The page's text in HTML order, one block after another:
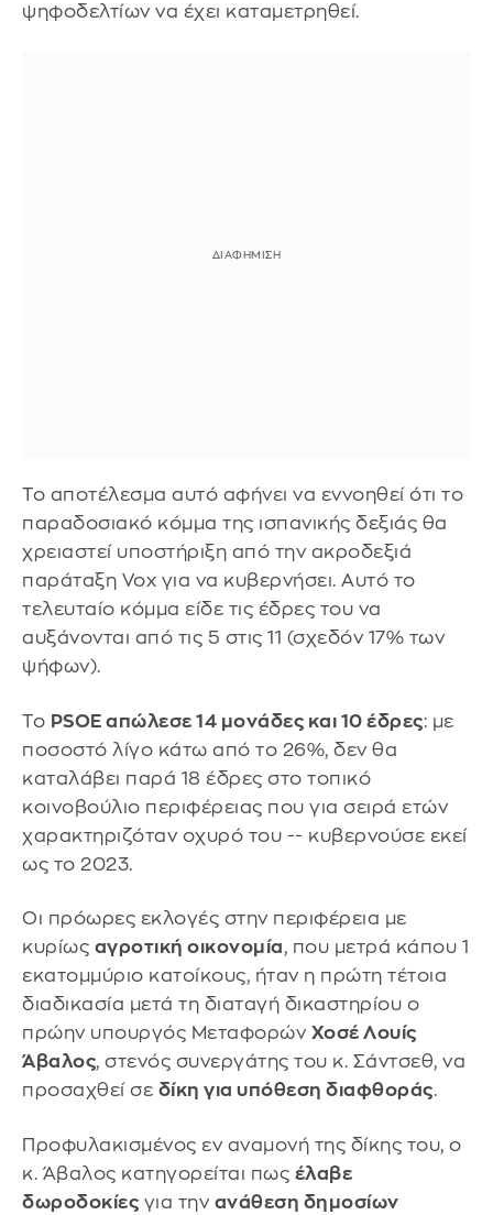
ψηφοδελτίων να έχει καταμετρηθεί.
Το αποτέλεσμα αυτό αφήνει να εννοηθεί ότι το
παραδοσιακό κόμμα της ισπανικής δεξιάς θα
χρειαστεί υποστήριξη από την ακροδεξιά
παράταξη Vox για να κυβερνήσει. Αυτό το
τελευταίο κόμμα είδε τις έδρες του να
αυξάνονται από τις 5 στις 11 (σχεδόν 17% των
ψήφων).
Το PSOE απώλεσε 14 μονάδες και 10 έδρες: με
ποσοστό λίγο κάτω από το 26%, δεν θα
καταλάβει παρά 18 έδρες στο τοπικό
κοινοβούλιο περιφέρειας που για σειρά ετών
χαρακτηριζόταν οχυρό του -- κυβερνούσε εκεί
ως το 2023.
Οι πρόωρες εκλογές στην περιφέρεια με
κυρίως αγροτική οικονομία, που μετρά κάπου 1
εκατομμύριο κατοίκους, ήταν η πρώτη τέτοια
διαδικασία μετά τη διαταγή δικαστηρίου ο
πρώην υπουργός Μεταφορών Χοσέ Λουίς
Άβαλος, στενός συνεργάτης του κ. Σάντσεθ, να
προσαχθεί σε δίκη για υπόθεση διαφθοράς.
Προφυλακισμένος εν αναμονή της δίκης του, ο
κ. Άβαλος κατηγορείται πως έλαβε
δωροδοκίες για την ανάθεση δημοσίων